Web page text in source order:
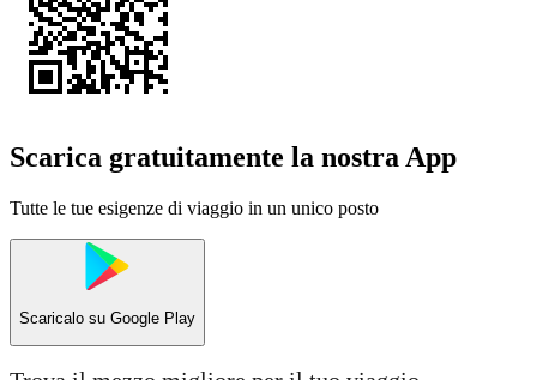
Scarica gratuitamente la nostra App
Tutte le tue esigenze di viaggio in un unico posto
Scaricalo su Google Play